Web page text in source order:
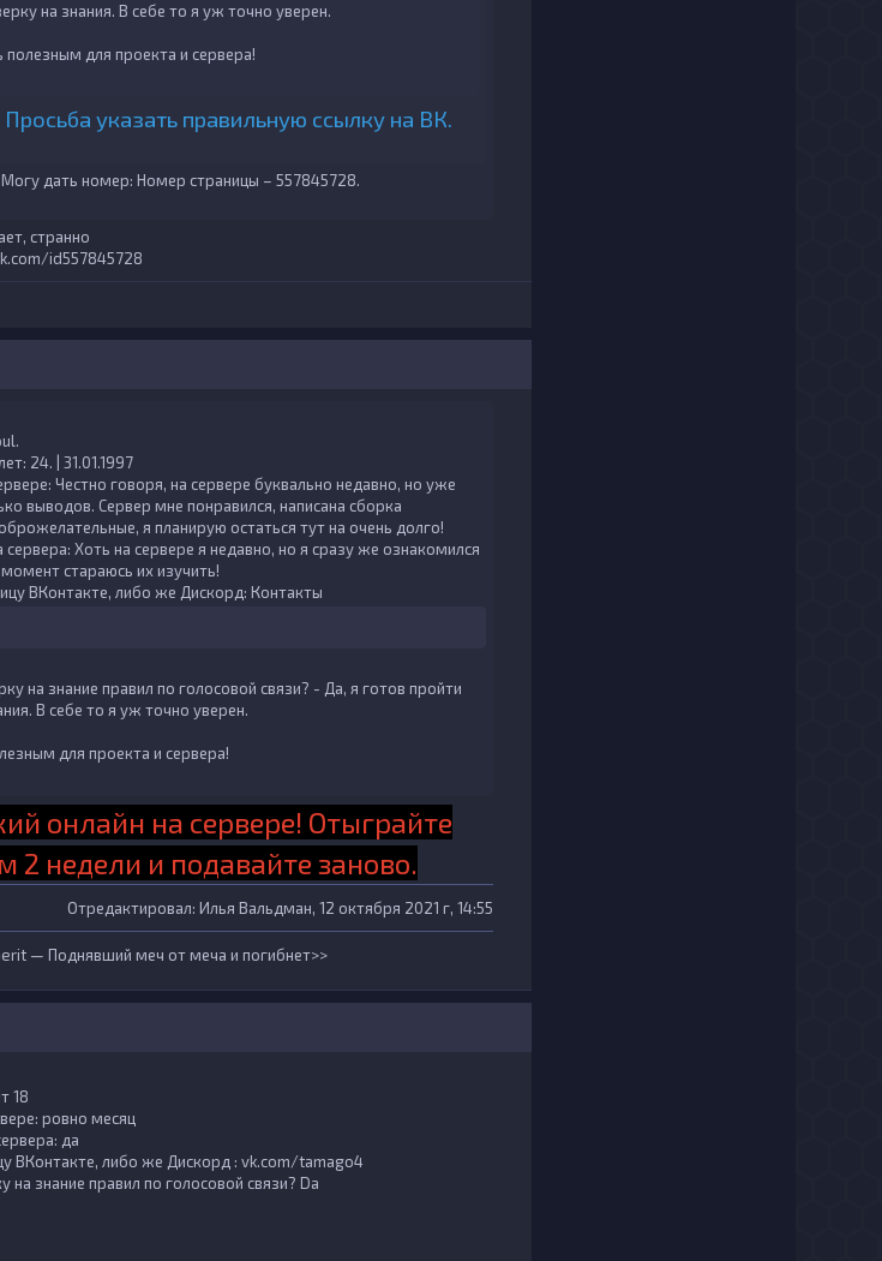
на знания. В себе то я уж точно уверен.
для проекта и сервера!
указать правильную ссылку на ВК.
Могу дать номер: Номер страницы – 557845728.
странно
id557845728
24. | 31.01.1997
Честно говоря, на сервере буквально недавно, но уже
выводов. Сервер мне понравился, написана сборка
я планирую остаться тут на очень долго!
сервера: Хоть на сервере я недавно, но я сразу же ознакомился
стараюсь их изучить!
ВКонтакте, либо же Дискорд: Контакты
на знание правил по голосовой связи? - Да, я готов пройти
В себе то я уж точно уверен.
для проекта и сервера!
онлайн на сервере! Отыграйте
2 недели и подавайте заново.
Отредактировал: Илья Вальдман, 12 октября 2021 г, 14:55
— Поднявший меч от меча и погибнет>>
18
ровно месяц
да
ВКонтакте, либо же Дискорд : vk.com/tamago4
на знание правил по голосовой связи? Da